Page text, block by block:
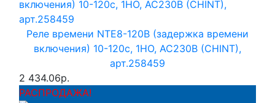
Реле времени NTE8-120B (задержка времени
включения) 10-120с, 1НО, AC230B (CHINT),
арт.258459
2 434.06р.
РАСПРОДАЖА!